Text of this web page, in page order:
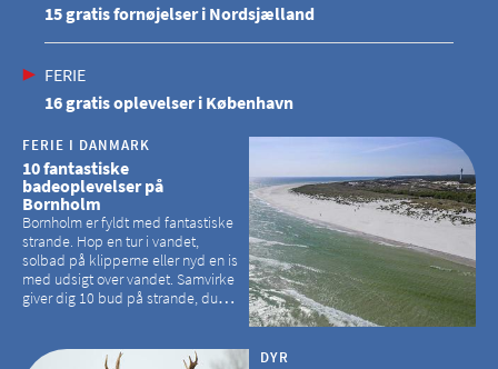
15 gratis fornøjelser i Nordsjælland
FERIE
16 gratis oplevelser i København
FERIE I DANMARK
10 fantastiske
badeoplevelser på
Bornholm
Bornholm er fyldt med fantastiske
strande. Hop en tur i vandet,
solbad på klipperne eller nyd en is
med udsigt over vandet. Samvirke
giver dig 10 bud på strande, du
DYR